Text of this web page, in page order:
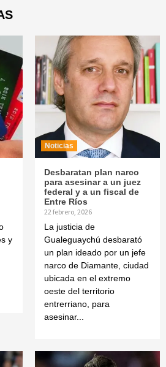
y
Noticias
Desbaratan plan narco
para asesinar a un juez
federal y a un fiscal de
Entre Ríos
22 febrero, 2026
La justicia de
Gualeguaychú desbarató
un plan ideado por un jefe
narco de Diamante, ciudad
ubicada en el extremo
oeste del territorio
entrerriano, para
asesinar...